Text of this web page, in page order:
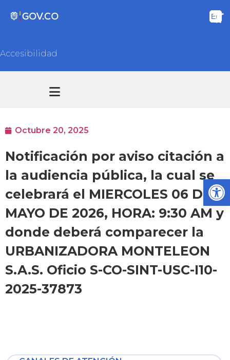
Accesibilidad
Octubre 20, 2025
Notificación por aviso citación a
la audiencia pública, la cual se
celebrará el MIERCOLES 06 DE
MAYO DE 2026, HORA: 9:30 AM y
donde deberá comparecer la
URBANIZADORA MONTELEON
S.A.S. Oficio S-CO-SINT-USC-I10-
2025-37873